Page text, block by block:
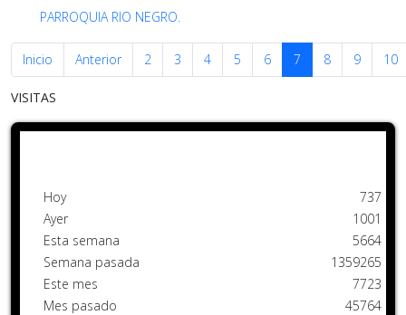
PARROQUIA RIO NEGRO.
Inicio Anterior 2 3 4 5 6 7 8 9 10
VISITAS
Hoy
Ayer
Esta semana
Semana pasada
Este mes
Mes pasado
737
1001
5664
1359265
7723
45764